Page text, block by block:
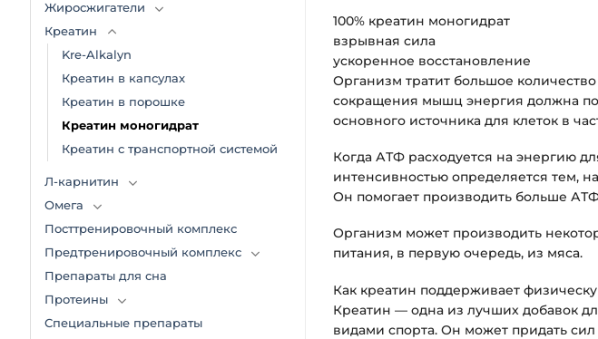
Жиросжигатели
Креатин
Kre-Alkalyn
Креатин в капсулах
Креатин в порошке
Креатин моногидрат
Креатин с транспортной системой
Л-карнитин
Омега
Посттренировочный комплекс
Предтренировочный комплекс
Препараты для сна
Протеины
Специальные препараты
100% креатин моногидрат
взрывная сила
ускоренное восстановление
Организм тратит большое
сокращения мышц энергия должна
основного источника для клеток в
Когда АТФ расходуется на энергию
интенсивностью определяется тем,
Он помогает производить больше
Организм может производить
питания, в первую очередь, из мяса.
Как креатин поддерживает
Креатин — одна из лучших добавок
видами спорта. Он может придать